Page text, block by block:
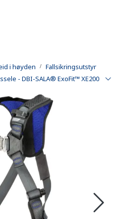
i høyden
Fallsikringsutstyr
- DBI-SALA® ExoFit™ XE200